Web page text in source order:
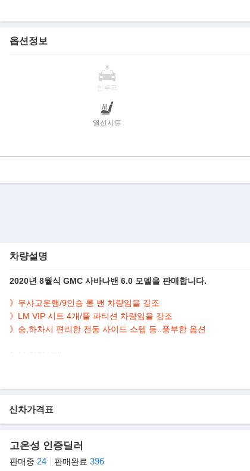
옵션정보
썬루프
열선시트
차량설명
2020년 8월식 GMC 사바나밴 6.0 모델을 판매합니다.
》무사고운행/9인승 롱 밴 차량임을 강조
》LM VIP 시트 4개/풀 파티션 차량임을 강조
》승,하차시 편리한 전동 사이드 스텝 등..풍부한 옵션
- 2열 VIP 의전 시트
▶GMC 사바나밴
신차가격표
고온성 인증딜러
판매중 24 판매완료 396